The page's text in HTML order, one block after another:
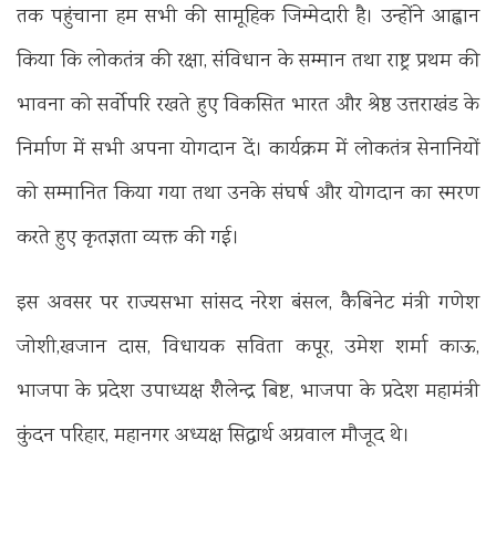
तक पहुंचाना हम सभी की सामूहिक जिम्मेदारी है। उन्होंने आह्वान
किया कि लोकतंत्र की रक्षा, संविधान के सम्मान तथा राष्ट्र प्रथम की
भावना को सर्वोपरि रखते हुए विकसित भारत और श्रेष्ठ उत्तराखंड के
निर्माण में सभी अपना योगदान दें। कार्यक्रम में लोकतंत्र सेनानियों
को सम्मानित किया गया तथा उनके संघर्ष और योगदान का स्मरण
करते हुए कृतज्ञता व्यक्त की गई।
इस अवसर पर राज्यसभा सांसद नरेश बंसल, कैबिनेट मंत्री गणेश
जोशी,खजान दास, विधायक सविता कपूर, उमेश शर्मा काऊ,
भाजपा के प्रदेश उपाध्यक्ष शैलेन्द्र बिष्ट, भाजपा के प्रदेश महामंत्री
कुंदन परिहार, महानगर अध्यक्ष सिद्धार्थ अग्रवाल मौजूद थे।